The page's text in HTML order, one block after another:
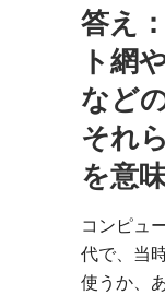
答え
ト網
など
それ
を意
コンピュ
代で、当
使うか、